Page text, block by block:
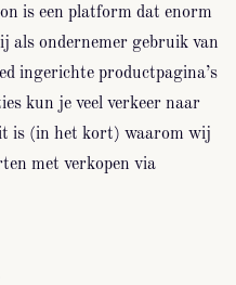
is een platform dat enorm
als ondernemer gebruik van
ingerichte productpagina’s
kun je veel verkeer naar
is (in het kort) waarom wij
met verkopen via